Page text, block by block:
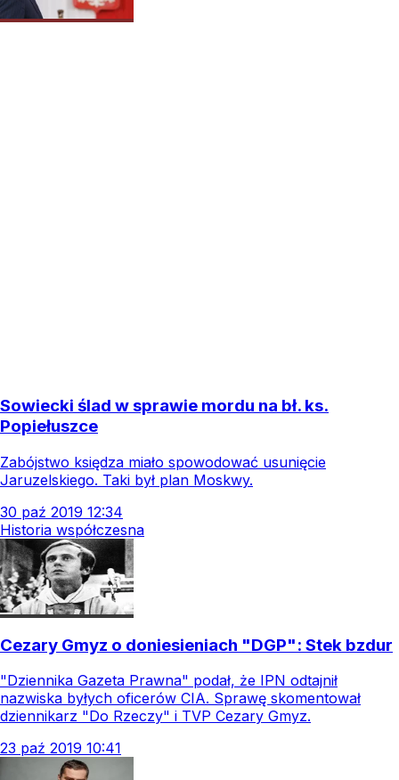
Sowiecki ślad w sprawie mordu na bł. ks.
Popiełuszce
Zabójstwo księdza miało spowodować usunięcie
Jaruzelskiego. Taki był plan Moskwy.
30 paź 2019 12:34
Historia współczesna
Cezary Gmyz o doniesieniach "DGP": Stek bzdur
"Dziennika Gazeta Prawna" podał, że IPN odtajnił
nazwiska byłych oficerów CIA. Sprawę skomentował
dziennikarz "Do Rzeczy" i TVP Cezary Gmyz.
23 paź 2019 10:41